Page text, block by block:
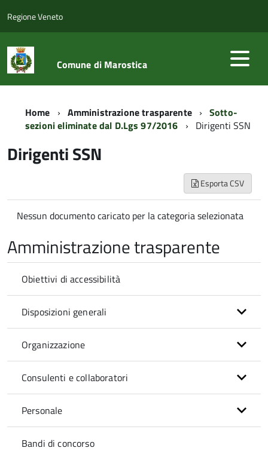
Regione Veneto
Comune di Marostica
Home Amministrazione trasparente
Sotto-
sezioni eliminate dal D.Lgs 97/2016
Dirigenti SSN
Dirigenti SSN
Esporta CSV
Nessun documento caricato per la categoria selezionata
Amministrazione trasparente
Obiettivi di accessibilità
Disposizioni generali
Organizzazione
Consulenti e collaboratori
Personale
Bandi di concorso